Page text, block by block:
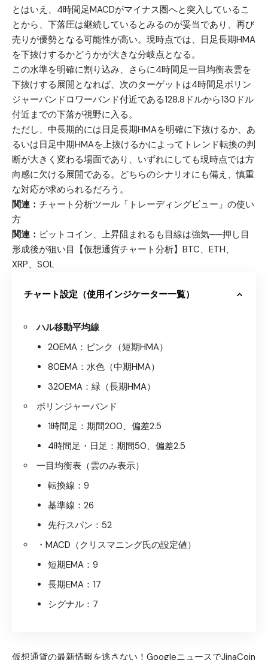
とはいえ、4時間足MACDがマイナス圏へと突入しているこ
とから、下落圧は継続しているとみるのが妥当であり、再び
売りが優勢となる可能性が高い。現時点では、日足長期HMA
を下抜けするかどうかが大きな分岐点となる。
この水準を明確に割り込み、さらに4時間足一目均衡表雲を
下抜けする展開となれば、次のターゲットは4時間足ボリン
ジャーバンドロワーバンド付近である128.8ドルから130ドル
付近までの下落が視野に入る。
ただし、中長期的には日足長期HMAを明確に下抜けるか、あ
るいは日足中期HMAを上抜けるかによってトレンド転換の判
断が大きく変わる場面であり、いずれにしても現時点では方
向感に欠ける展開である。どちらのシナリオにも備え、慎重
な対応が求められるだろう。
関連： チャート分析ツール「トレーディングビュー」の使い
方
関連： ビットコイン、上昇阻まれるも目線は強気──押し目
形成後が狙い目【仮想通貨チャート分析】BTC、ETH、
XRP、SOL
チャート設定（使用インジケーター一覧）
ハル移動平均線
20EMA：ピンク（短期HMA）
80EMA：水色（中期HMA）
320EMA：緑（長期HMA）
ボリンジャーバンド
1時間足：期間200、偏差2.5
4時間足・日足：期間50、偏差2.5
一目均衡表（雲のみ表示）
転換線：9
基準線：26
先行スパン：52
・MACD（クリスマニング氏の設定値）
短期EMA：9
長期EMA：17
シグナル：7
仮想通貨の最新情報を逃さない！GoogleニュースでJinaCoin